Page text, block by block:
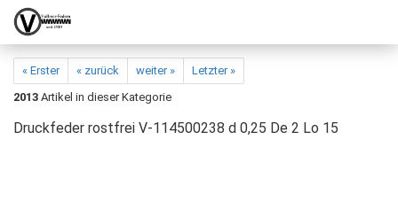
« Erster « zurück weiter »
Letzter »
2013 Artikel in dieser Kategorie
Druckfeder rostfrei V-114500238 d 0,25 De 2 Lo 15